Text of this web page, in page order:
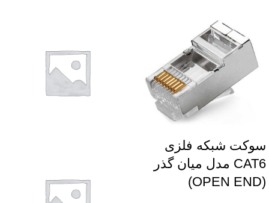
سوکت شبکه فلزی
CAT6 مدل میان گذر
(OPEN END)